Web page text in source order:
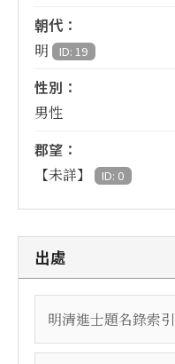
朝代：
明 ID: 19
性別：
男性
郡望：
【未詳】 ID: 0
出處
明清進士題名錄索引